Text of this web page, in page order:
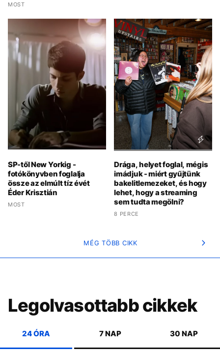
MOST
SP-től New Yorkig -
fotókönyvben foglalja
össze az elmúlt tíz évét
Éder Krisztián
MOST
Drága, helyet foglal, mégis
imádjuk - miért gyűjtünk
bakelitlemezeket, és hogy
lehet, hogy a streaming
sem tudta megölni?
8 PERCE
MÉG TÖBB CIKK
Legolvasottabb cikkek
24 ÓRA 7 NAP 30 NAP